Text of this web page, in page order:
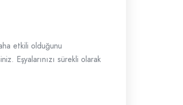
etkili olduğunu
Eşyalarınızı sürekli olarak